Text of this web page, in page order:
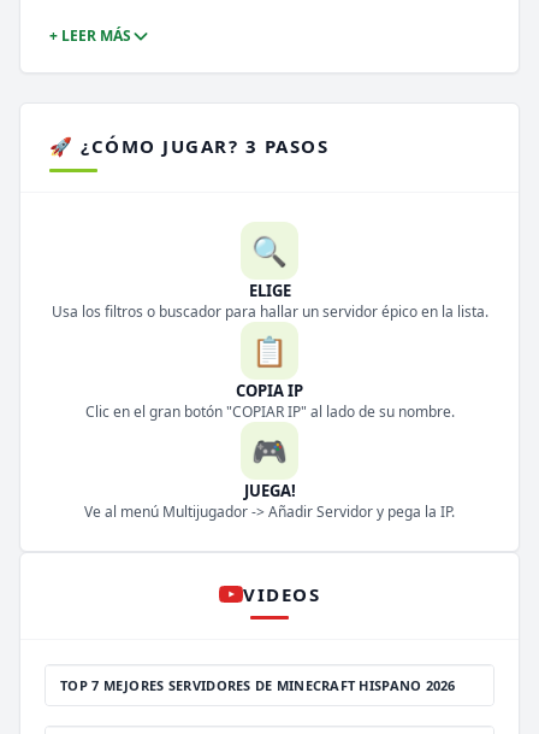
+ LEER MÁS
🚀 ¿CÓMO JUGAR? 3 PASOS
🔍
ELIGE
Usa los filtros o buscador para hallar un servidor épico en la lista.
📋
COPIA IP
Clic en el gran botón "COPIAR IP" al lado de su nombre.
🎮
JUEGA!
Ve al menú Multijugador -> Añadir Servidor y pega la IP.
VIDEOS
TOP 7 MEJORES SERVIDORES DE MINECRAFT HISPANO 2026